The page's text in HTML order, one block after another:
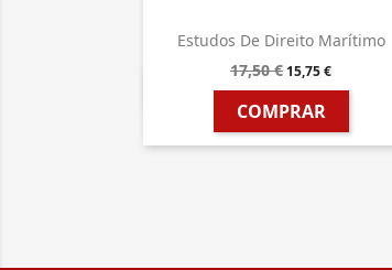
Estudos De Direito Marítimo
17,50 € 15,75 €
COMPRAR
 Vista rápida